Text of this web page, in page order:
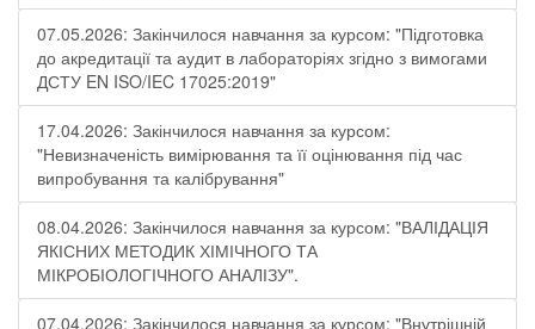
07.05.2026: Закінчилося навчання за курсом: "Підготовка
до акредитації та аудит в лабораторіях згідно з вимогами
ДСТУ EN ISO/IEC 17025:2019"
17.04.2026: Закінчилося навчання за курсом:
"Невизначеність вимірювання та її оцінювання під час
випробування та калібрування"
08.04.2026: Закінчилося навчання за курсом: "ВАЛІДАЦІЯ
ЯКІСНИХ МЕТОДИК ХІМІЧНОГО ТА
МІКРОБІОЛОГІЧНОГО АНАЛІЗУ".
07.04.2026: Закінчилося навчання за курсом: "Внутрішній